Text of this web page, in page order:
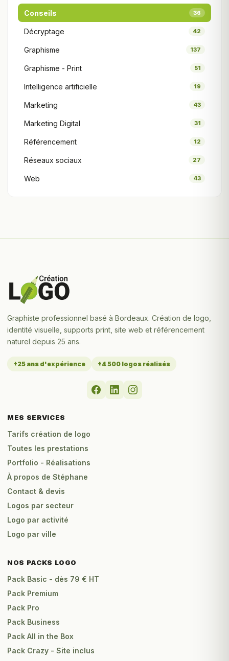
Conseils 36
Décryptage 42
Graphisme 137
Graphisme - Print 51
Intelligence artificielle 19
Marketing 43
Marketing Digital 31
Référencement 12
Réseaux sociaux 27
Web 43
Graphiste professionnel basé à Bordeaux. Création de logo,
identité visuelle, supports print, site web et référencement
naturel depuis 25 ans.
+25 ans d'expérience +4 500 logos réalisés
MES SERVICES
Tarifs création de logo
Toutes les prestations
Portfolio - Réalisations
À propos de Stéphane
Contact & devis
Logos par secteur
Logo par activité
Logo par ville
NOS PACKS LOGO
Pack Basic - dès 79 € HT
Pack Premium
Pack Pro
Pack Business
Pack All in the Box
Pack Crazy - Site inclus